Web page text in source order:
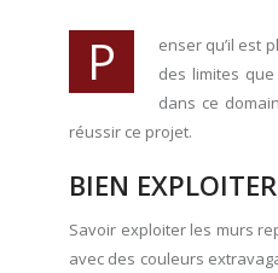
P
enser qu’il est
des limites
dans ce
réussir ce projet.
BIEN
Savoir exploiter les murs
avec des couleurs